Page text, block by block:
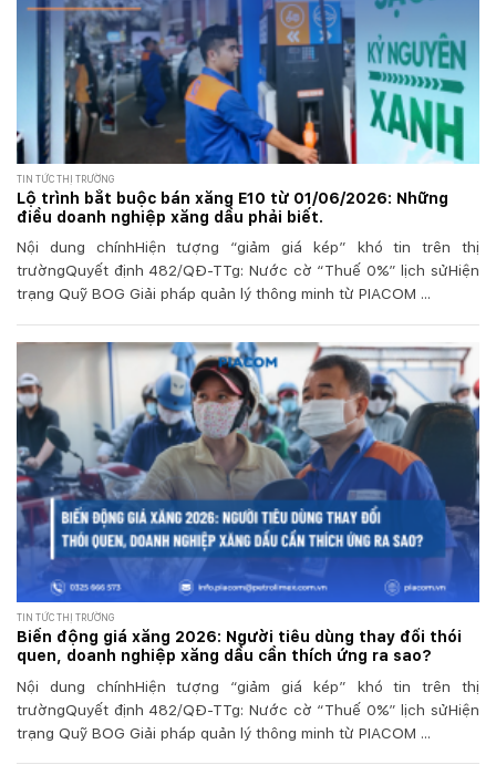
TIN TỨC THỊ TRƯỜNG
Lộ trình bắt buộc bán xăng E10 từ 01/06/2026: Những
điều doanh nghiệp xăng dầu phải biết.
Nội dung chínhHiện tượng “giảm giá kép” khó tin trên thị
trườngQuyết định 482/QĐ-TTg: Nước cờ “Thuế 0%” lịch sửHiện
trạng Quỹ BOG Giải pháp quản lý thông minh từ PIACOM ...
TIN TỨC THỊ TRƯỜNG
Biến động giá xăng 2026: Người tiêu dùng thay đổi thói
quen, doanh nghiệp xăng dầu cần thích ứng ra sao?
Nội dung chínhHiện tượng “giảm giá kép” khó tin trên thị
trườngQuyết định 482/QĐ-TTg: Nước cờ “Thuế 0%” lịch sửHiện
trạng Quỹ BOG Giải pháp quản lý thông minh từ PIACOM ...